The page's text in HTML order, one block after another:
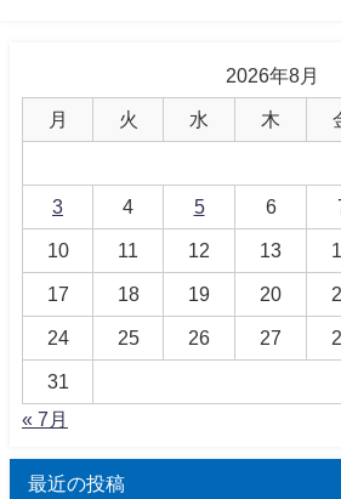
2026年8月
月 火 水 木
3 4 5 6
10 11 12 13
17 18 19 20
24 25 26 27
31
« 7月
最近の投稿